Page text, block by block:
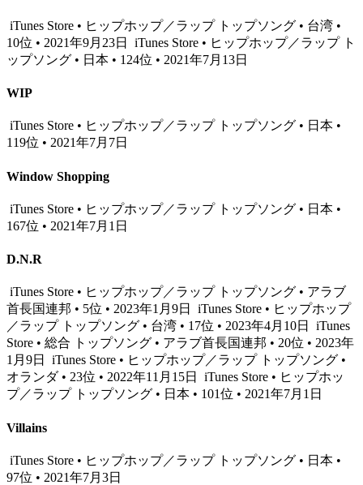
iTunes Store • ヒップホップ／ラップ トップソング • 台湾 •
10位 • 2021年9月23日
iTunes Store • ヒップホップ／ラップ ト
ップソング • 日本 • 124位 • 2021年7月13日
WIP
iTunes Store • ヒップホップ／ラップ トップソング • 日本 •
119位 • 2021年7月7日
Window Shopping
iTunes Store • ヒップホップ／ラップ トップソング • 日本 •
167位 • 2021年7月1日
D.N.R
iTunes Store • ヒップホップ／ラップ トップソング • アラブ
首長国連邦 • 5位 • 2023年1月9日
iTunes Store • ヒップホップ
／ラップ トップソング • 台湾 • 17位 • 2023年4月10日
iTunes
Store • 総合 トップソング • アラブ首長国連邦 • 20位 • 2023年
1月9日
iTunes Store • ヒップホップ／ラップ トップソング •
オランダ • 23位 • 2022年11月15日
iTunes Store • ヒップホッ
プ／ラップ トップソング • 日本 • 101位 • 2021年7月1日
Villains
iTunes Store • ヒップホップ／ラップ トップソング • 日本 •
97位 • 2021年7月3日